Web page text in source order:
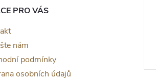
PRO VÁS
nám
podmínky
osobních údajů
Dřevěný podtácek pod hrnek -
Skladem